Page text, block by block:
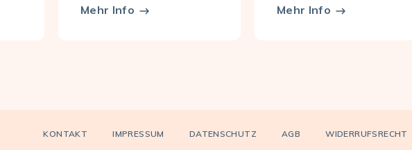
Mehr Info Mehr Info
KONTAKT IMPRESSUM DATENSCHUTZ AGB WIDERRUFSRECHT